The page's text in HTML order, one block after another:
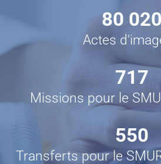
80 020
Actes
717
Missions pour le
550
Transferts pour le